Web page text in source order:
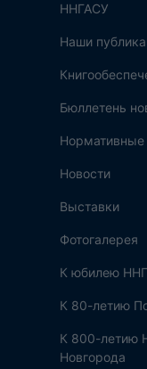
ННГАСУ
Наши
Бюллетень
Новости
Выставки
Фотогалерея
К юбилею
К 80-летию
К 800-летию
Новгорода